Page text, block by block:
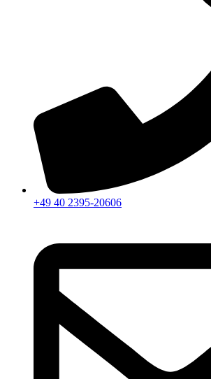
+49 40 2395-20606